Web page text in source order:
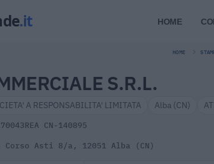
HOME
HOME
S.R.L.
A RESPONSABILITA' LIMITATA Alba (CN)
REA CN-140895
Corso Asti 8/a, 12051 Alba (CN)